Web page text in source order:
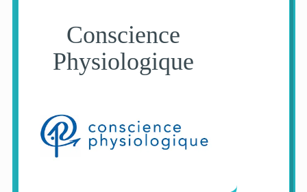
Conscience
Physiologique